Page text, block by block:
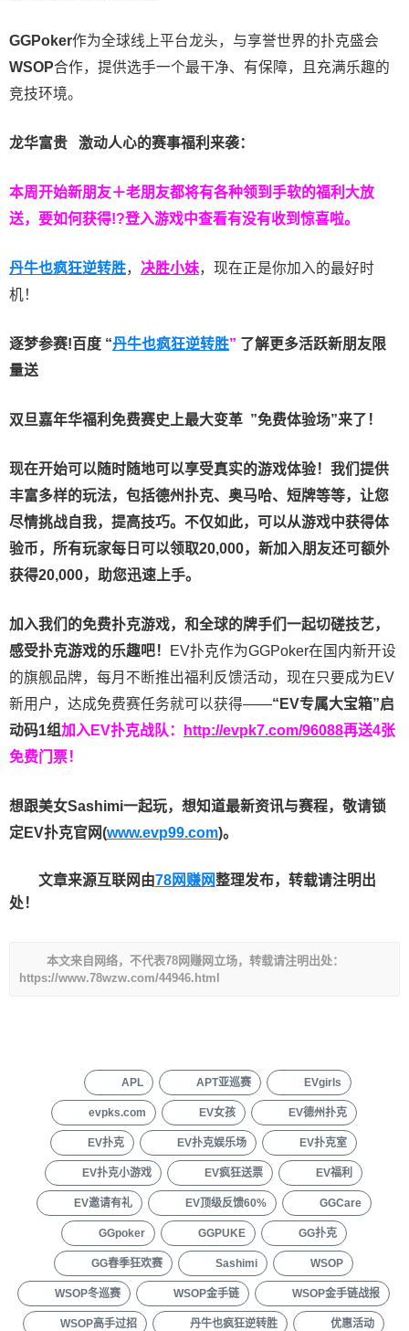
GGPoker作为全球线上平台龙头，与享誉世界的扑克盛会
WSOP合作，提供选手一个最干净、有保障，且充满乐趣的
竞技环境。
龙华富贵 激动人心的赛事福利来袭：
本周开始新朋友＋老朋友都将有各种领到手软的福利大放
送，要如何获得!?登入游戏中查看有没有收到惊喜啦。
丹牛也疯狂逆转胜， 决胜小妹，现在正是你加入的最好时
机！
逐梦参赛!百度 “丹牛也疯狂逆转胜” 了解更多活跃新朋友限
量送
双旦嘉年华福利 免费赛史上最大变革 ”免费体验场”来了！
现在开始可以随时随地可以享受真实的游戏体验！我们提供
丰富多样的玩法，包括德州扑克、奥马哈、短牌等等，让您
尽情挑战自我，提高技巧。不仅如此， 可以从游戏中获得体
验币，所有玩家每日可以领取20,000，新加入朋友还可额外
获得20,000，助您迅速上手。
加入我们的免费扑克游戏，和全球的牌手们一起切磋技艺，
感受扑克游戏的乐趣吧！
EV扑克作为GGPoker在国内新开设
的旗舰品牌，每月不断推出福利反馈活动，现在只要成为EV
新用户，达成免费赛任务就可以获得——“EV专属大宝箱”启
动码1组加入EV扑克战队： http://evpk7.com/96088再送4张
免费门票！
想跟美女Sashimi一起玩， 想知道最新资讯与赛程， 敬请锁
定EV扑克官网(www.evp99.com)。
文章来源互联网由78网赚网整理发布，转载请注明出
处！
本文来自网络，不代表78网赚网立场，转载请注明出处：
https://www.78wzw.com/44946.html
APL APT亚巡赛 EVgirls
evpks.com EV女孩 EV德州扑克
EV扑克 EV扑克娱乐场 EV扑克室
EV扑克小游戏 EV疯狂送票 EV福利
EV邀请有礼 EV顶级反馈60% GGCare
GGpoker GGPUKE GG扑克
GG春季狂欢赛 Sashimi WSOP
WSOP冬巡赛 WSOP金手链 WSOP金手链战报
WSOP高手过招 丹牛也疯狂逆转胜 优惠活动